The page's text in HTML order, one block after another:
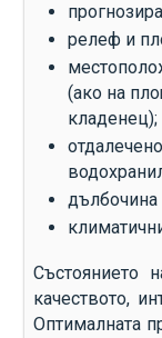
релеф и
(ако на
кладенец);
дълбочина
Състоянието
качеството,
Оптималната